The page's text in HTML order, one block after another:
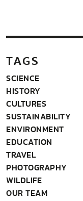
TAGS
SCIENCE
HISTORY
CULTURES
SUSTAINABILITY
ENVIRONMENT
EDUCATION
TRAVEL
PHOTOGRAPHY
WILDLIFE
OUR TEAM